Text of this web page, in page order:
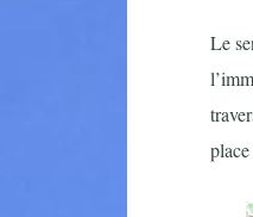
Le